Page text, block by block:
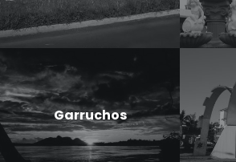
Garruchos